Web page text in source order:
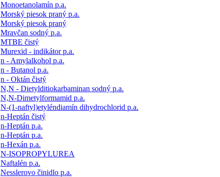
Monoetanolamín p.a.
Morský piesok praný p.a.
Morský piesok praný
Mravčan sodný p.a.
MTBE čistý
Murexid - indikátor p.a.
n - Amylalkohol p.a.
n - Butanol p.a.
n - Oktán čistý
N,N - Dietylditiokarbaminan sodný p.a.
N,N-Dimetylformamid p.a.
N-(1-naftyl)etyléndiamín dihydrochlorid p.a.
n-Heptán čistý
n-Heptán p.a.
n-Heptán p.a.
n-Hexán p.a.
N-ISOPROPYLUREA
Naftalén p.a.
Nesslerovo činidlo p.a.